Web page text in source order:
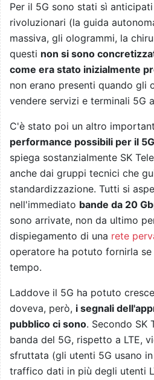
Per il 5G sono stati sì
rivoluzionari (la guida
massiva, gli ologrammi, la
questi non si sono
come era stato inizialmente
non erano presenti quando gli
vendere servizi e terminali 5G
C'è stato poi un altro
performance possibili per il
spiega sostanzialmente SK
anche dai gruppi tecnici che
standardizzazione. Tutti si
nell'immediato bande da 20
sono arrivate, non da ultimo
dispiegamento di una rete
operatore ha potuto fornirla
tempo.
Laddove il 5G ha potuto
doveva, però, i segnali
pubblico ci sono. Secondo SK
banda del 5G, rispetto a LTE,
sfruttata (gli utenti 5G usano
traffico dati in più degli utenti